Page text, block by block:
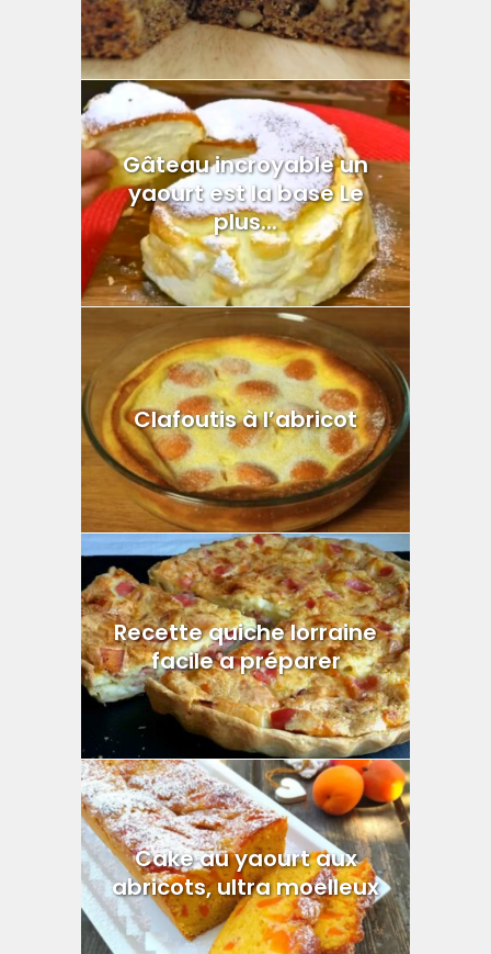
Gâteau incroyable un
yaourt est la base Le
plus...
Clafoutis à l’abricot
Recette quiche lorraine
facile a préparer
Cake au yaourt aux
abricots, ultra moelleux